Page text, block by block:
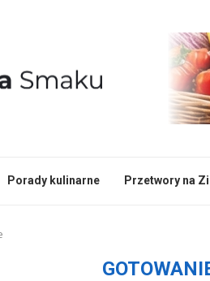
Porady kulinarne Przetwory na